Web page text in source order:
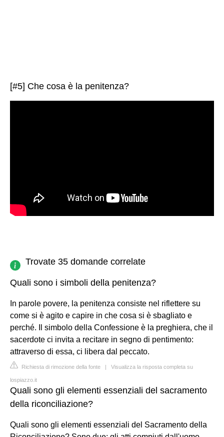
[#5] Che cosa è la penitenza?
Trovate 35 domande correlate
Quali sono i simboli della penitenza?
In parole povere, la penitenza consiste nel riflettere su
come si è agito e capire in che cosa si è sbagliato e
perché. Il simbolo della Confessione è la preghiera, che il
sacerdote ci invita a recitare in segno di pentimento:
attraverso di essa, ci libera dal peccato.
Richiesta di rimozione della fonte | Visualizza la risposta completa su
lospiazzo.it
Quali sono gli elementi essenziali del sacramento
della riconciliazione?
Quali sono gli elementi essenziali del Sacramento della